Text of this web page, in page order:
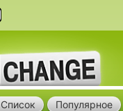
Список Популярное